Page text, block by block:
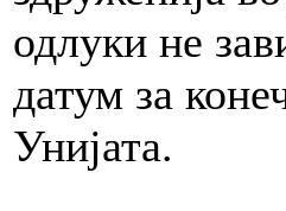
одлуки не
датум за
Унијата.